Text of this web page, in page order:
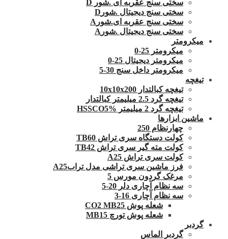
سختی سنج عقربه ای .شور D
سختی سنج دیجیتال .شورD
سختی سنج عقربه ای.شورA
سختی سنج دیجیتال .شورA
میکرومتر
میکرومتر 25-0
میکرومتر دیجیتال 25-0
میکرومتر داخل سنج 30-5
تیغچه
تیغچه کبالتدار 10x10x200
تیغچه گرد 2.5 میلیمتر کبالتدار
تیغچه گرد 2 میلیمتر HSSCO5%
ماشین ابزارها
چهارنظام 250
کولت دستگاه سری تراش TB60
کولت مته گیر سری تراش TB42
کولت سری تراش A25
فرز ماشین سری تراشی مدل ترابA25
مرغک گردون مورس 5
سه نظام آچاری دلر 20-5
سه نظام آچاری 16-3
شعله پوش CO2 MB25
شعله پوش تورچ MB15
گردبر
گردبر الماس